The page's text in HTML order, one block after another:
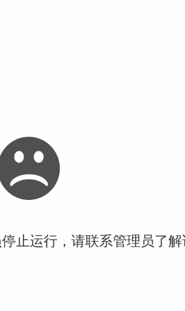
止运行，请联系管理员了